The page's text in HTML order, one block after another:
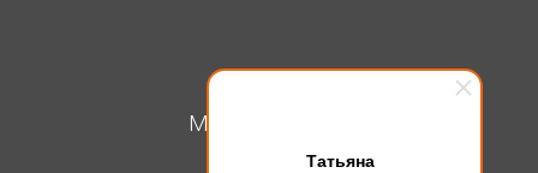
Татьяна
МОЙ КАБИНЕТ